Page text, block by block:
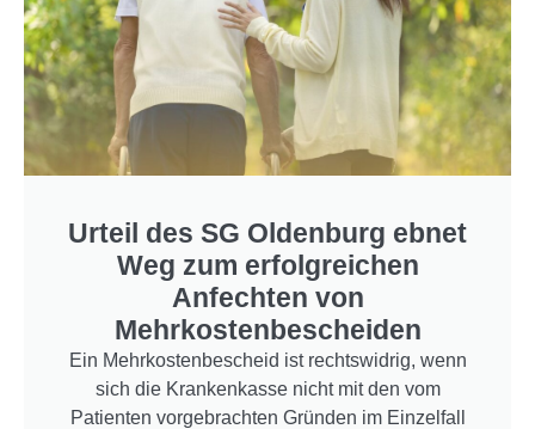
Urteil des SG Oldenburg ebnet
Weg zum erfolgreichen
Anfechten von
Mehrkostenbescheiden
Ein Mehrkostenbescheid ist rechtswidrig, wenn
sich die Krankenkasse nicht mit den vom
Patienten vorgebrachten Gründen im Einzelfall